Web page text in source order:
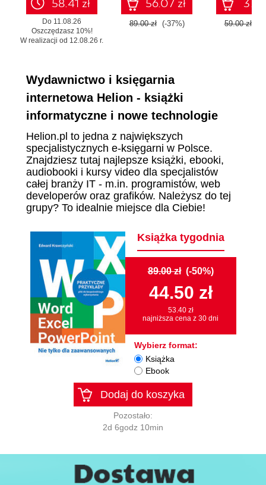
58.41 zł
Do 11.08.26
Oszczędzasz 10%!
W realizacji od 12.08.26 r.
56.07 zł
89.00 zł (-37%) 59.00 zł
Wydawnictwo i księgarnia
internetowa Helion - książki
informatyczne i nowe technologie
Helion.pl to jedna z największych
specjalistycznych e-księgarni w Polsce.
Znajdziesz tutaj najlepsze książki, ebooki,
audiobooki i kursy video dla specjalistów
całej branży IT - m.in. programistów, web
developerów oraz grafików. Należysz do tej
grupy? To idealnie miejsce dla Ciebie!
Książka tygodnia
89.00 zł (-50%)
44.50 zł
53.40 zł
najniższa cena z 30 dni
Wybierz format:
Książka
Ebook
Dodaj do koszyka
Pozostało:
2d 6godz 10min